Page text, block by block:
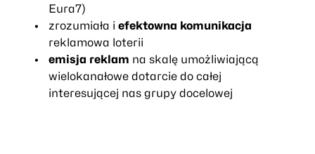
Eura7)
zrozumiała i efektowna komunikacja
reklamowa loterii
emisja reklam na skalę umożliwiającą
wielokanałowe dotarcie do całej
interesującej nas grupy docelowej